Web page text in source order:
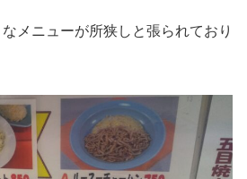
メニューが所狭しと張られており